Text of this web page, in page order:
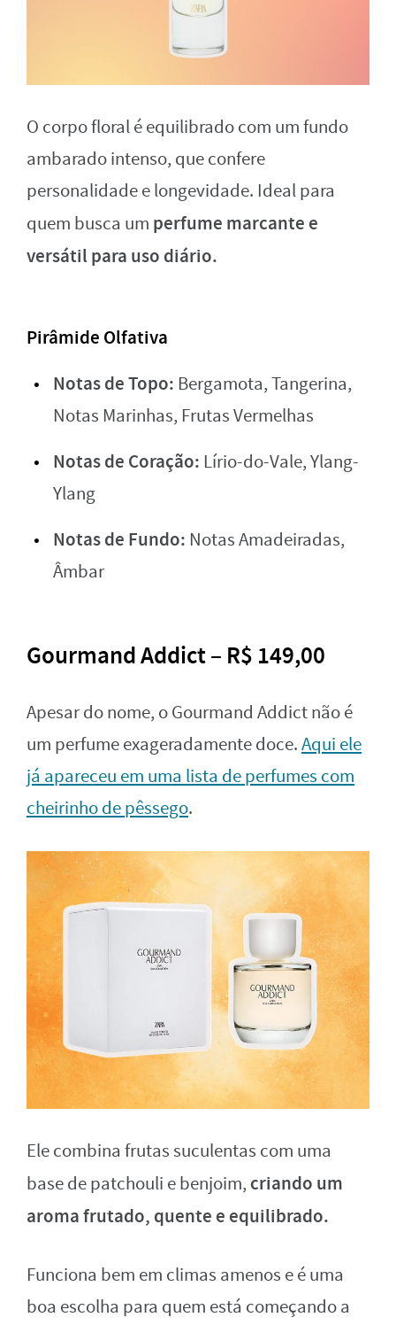
O corpo floral é equilibrado com um fundo
ambarado intenso, que confere
personalidade e longevidade. Ideal para
quem busca um perfume marcante e
versátil para uso diário.
Pirâmide Olfativa
Notas de Topo: Bergamota, Tangerina,
Notas Marinhas, Frutas Vermelhas
Notas de Coração: Lírio-do-Vale, Ylang-
Ylang
Notas de Fundo: Notas Amadeiradas,
Âmbar
Gourmand Addict – R$ 149,00
Apesar do nome, o Gourmand Addict não é
um perfume exageradamente doce.Aqui ele
já apareceu em uma lista de perfumes com
cheirinho de pêssego.
Ele combina frutas suculentas com uma
base de patchouli e benjoim, criando um
aroma frutado, quente e equilibrado.
Funciona bem em climas amenos e é uma
boa escolha para quem está começando a